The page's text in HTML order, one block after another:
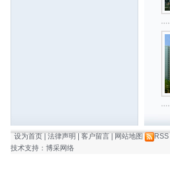
设为首页 法律声明 客户留言 网站地图 RSS
技术支持 ： 博采网络